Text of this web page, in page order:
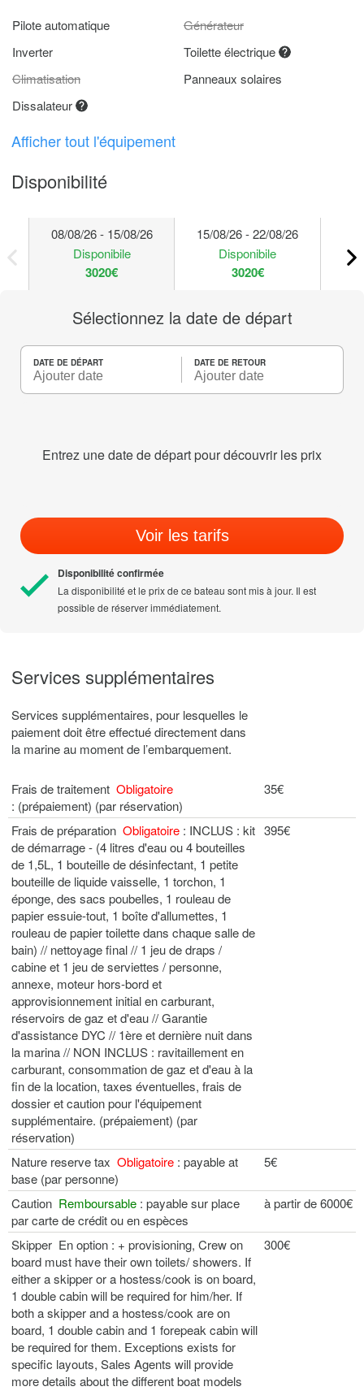
Pilote automatique
Générateur
Inverter
Toilette électrique
Climatisation
Panneaux solaires
Dissalateur
Afficher tout l'équipement
Disponibilité
08/08/26 - 15/08/26
Disponibile
3020€
15/08/26 - 22/08/26
Disponibile
3020€
Sélectionnez la date de départ
DATE DE DÉPART DATE DE RETOUR
Entrez une date de départ pour découvrir les prix
Voir les tarifs
Disponibilité confirmée
La disponibilité et le prix de ce bateau sont mis à jour. Il est
possible de réserver immédiatement.
Services supplémentaires
Services supplémentaires, pour lesquelles le
paiement doit être effectué directement dans
la marine au moment de l’embarquement.
Frais de traitement Obligatoire
: (prépaiement) (par réservation)
35€
Frais de préparation Obligatoire : INCLUS : kit
de démarrage - (4 litres d'eau ou 4 bouteilles
de 1,5L, 1 bouteille de désinfectant, 1 petite
bouteille de liquide vaisselle, 1 torchon, 1
éponge, des sacs poubelles, 1 rouleau de
papier essuie-tout, 1 boîte d'allumettes, 1
rouleau de papier toilette dans chaque salle de
bain) // nettoyage final // 1 jeu de draps /
cabine et 1 jeu de serviettes / personne,
annexe, moteur hors-bord et
approvisionnement initial en carburant,
réservoirs de gaz et d'eau // Garantie
d'assistance DYC // 1ère et dernière nuit dans
la marina // NON INCLUS : ravitaillement en
carburant, consommation de gaz et d'eau à la
fin de la location, taxes éventuelles, frais de
dossier et caution pour l'équipement
supplémentaire. (prépaiement) (par
réservation)
395€
Nature reserve tax Obligatoire : payable at
base (par personne)
5€
Caution Remboursable : payable sur place
par carte de crédit ou en espèces
à partir de 6000€
Skipper En option : + provisioning, Crew on
board must have their own toilets/ showers. If
either a skipper or a hostess/cook is on board,
1 double cabin will be required for him/her. If
both a skipper and a hostess/cook are on
board, 1 double cabin and 1 forepeak cabin will
be required for them. Exceptions exists for
specific layouts, Sales Agents will provide
more details about the different boat models
300€